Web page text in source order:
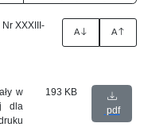
XXXIII-
A A
w
dla
193 KB
pdf